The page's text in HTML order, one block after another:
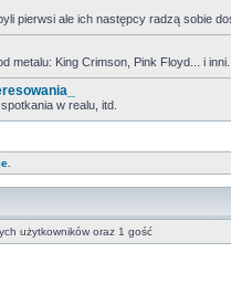
pierwsi ale ich następcy radzą sobie
metalu: King Crimson, Pink Floyd... i inni.
w realu, itd.
użytkowników oraz 1 gość